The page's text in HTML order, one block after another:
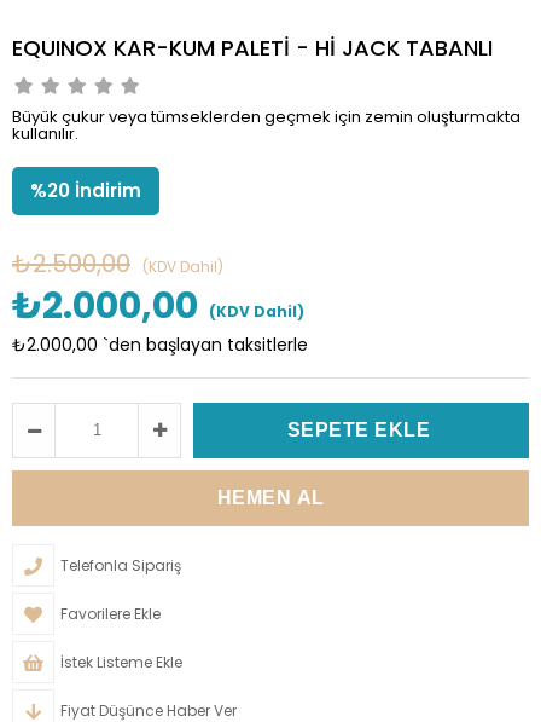
EQUINOX KAR-KUM PALETİ - Hİ JACK TABANLI
Büyük çukur veya tümseklerden geçmek için zemin oluşturmakta
kullanılır.
%20 İndirim
₺2.500,00 (KDV Dahil)
₺2.000,00 (KDV Dahil)
₺2.000,00 `den başlayan taksitlerle
Telefonla Sipariş
Favorilere Ekle
İstek Listeme Ekle
Fiyat Düşünce Haber Ver